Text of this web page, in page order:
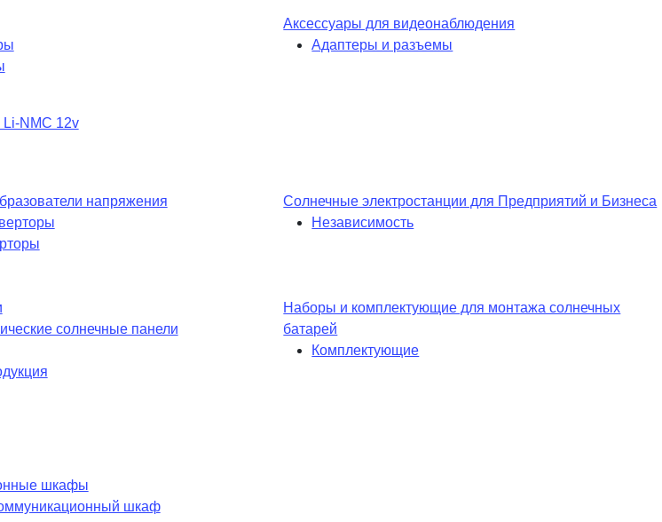
Аксессуары для видеонаблюдения
Адаптеры и разъемы
NMC 12v
напряжения
Солнечные электростанции для Предприятий и Бизнеса
Независимость
солнечные панели
Наборы и комплектующие для монтажа солнечных
батарей
Комплектующие
шкафы
шкаф